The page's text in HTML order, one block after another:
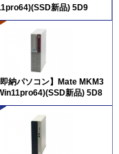
新品) 5D9
納パソコン】Mate MKM3
新品) 5D8